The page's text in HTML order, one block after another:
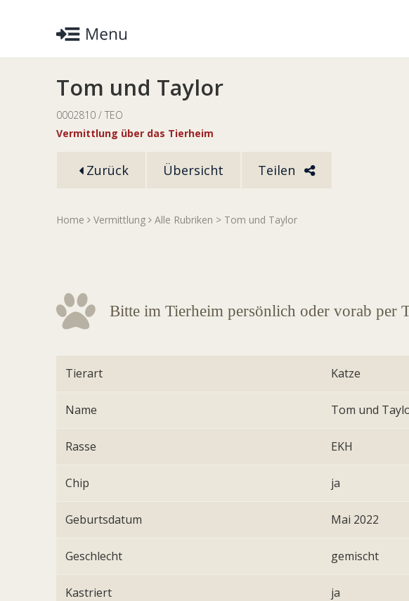
Tom und Taylor
0002810 / TEO
Vermittlung über das Tierheim
Zurück Übersicht Teilen
Home Vermittlung Alle Rubriken > Tom und Taylor
Bitte im Tierheim persönlich oder vorab per
Tierart Katze
Name Tom und
Rasse EKH
Chip ja
Geburtsdatum Mai 2022
Geschlecht gemischt
Kastriert ja